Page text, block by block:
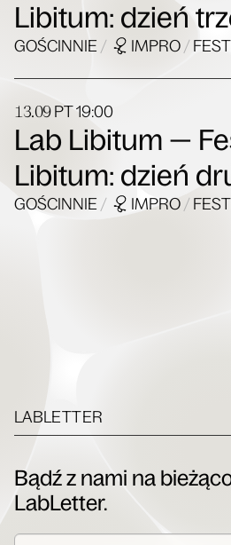
Libitum: dzień
GOŚCINNIE / IMPRO /
13.09 PT 19:00
Lab Libitum —
Libitum: dzień
GOŚCINNIE / IMPRO /
LABLETTER
Bądź z nami na
LabLetter.